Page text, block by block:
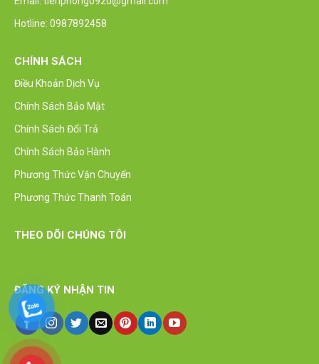
Hotline: 0987892458
CHÍNH SÁCH
Điều Khoản Dịch Vụ
Chính Sách Bảo Mật
Chính Sách Đổi Trả
Chính Sách Bảo Hành
Phương Thức Vận Chuyển
Phương Thức Thanh Toán
THEO DÕI CHÚNG TÔI
ĐĂNG KÝ NHẬN TIN